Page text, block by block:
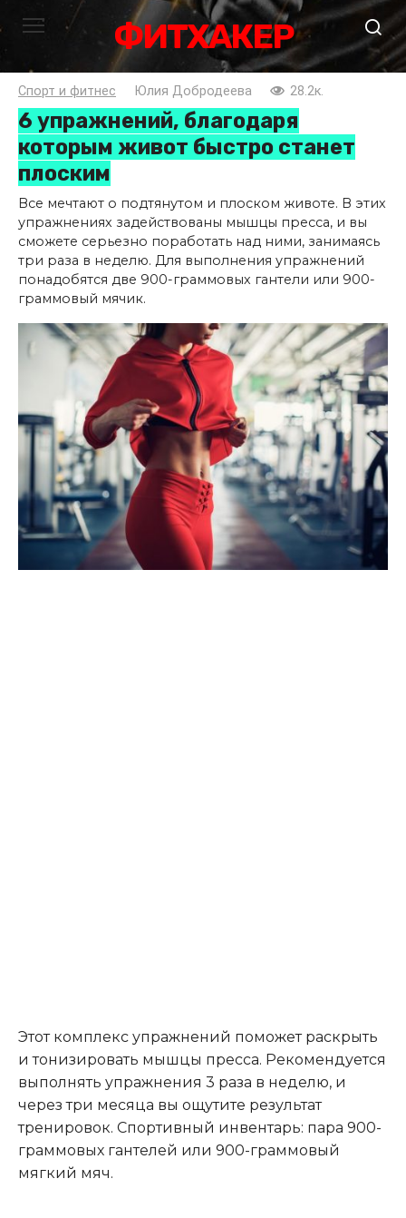
Перейти
к
ФИТХАКЕР
Спорт и фитнес Юлия Добродеева 28.2к.
6 упражнений, благодаря
которым живот быстро станет
плоским
Все мечтают о подтянутом и плоском животе. В этих
упражнениях задействованы мышцы пресса, и вы
сможете серьезно поработать над ними, занимаясь
три раза в неделю. Для выполнения упражнений
понадобятся две 900-граммовых гантели или 900-
граммовый мячик.
Этот комплекс упражнений поможет раскрыть
и тонизировать мышцы пресса. Рекомендуется
выполнять упражнения 3 раза в неделю, и
через три месяца вы ощутите результат
тренировок. Спортивный инвентарь: пара 900-
граммовых гантелей или 900-граммовый
мягкий мяч.